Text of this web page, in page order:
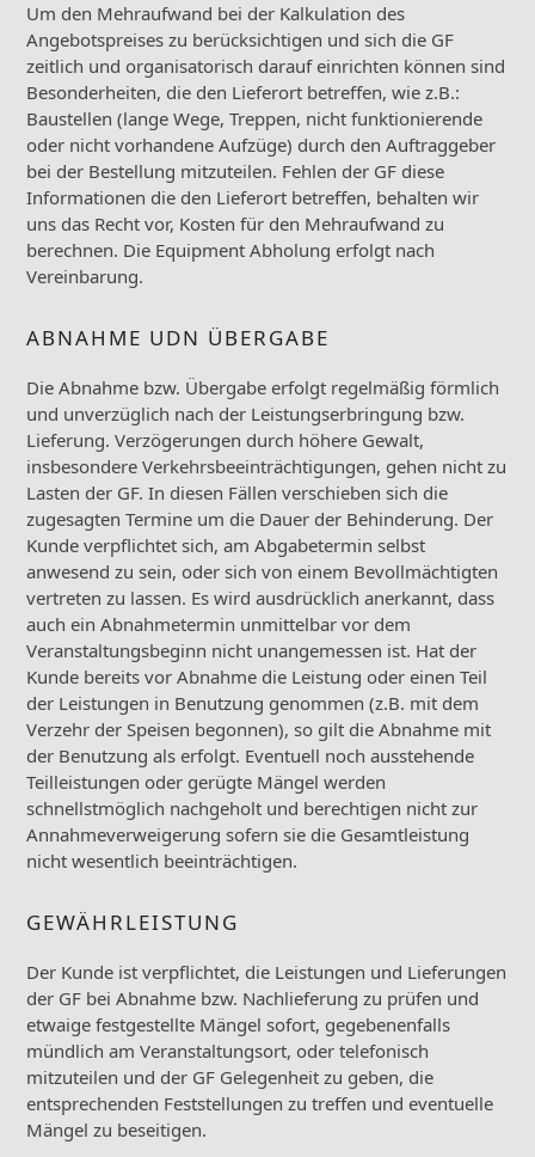
Um den Mehraufwand bei der Kalkulation des
Angebotspreises zu berücksichtigen und sich die GF
zeitlich und organisatorisch darauf einrichten können sind
Besonderheiten, die den Lieferort betreffen, wie z.B.:
Baustellen (lange Wege, Treppen, nicht funktionierende
oder nicht vorhandene Aufzüge) durch den Auftraggeber
bei der Bestellung mitzuteilen. Fehlen der GF diese
Informationen die den Lieferort betreffen, behalten wir
uns das Recht vor, Kosten für den Mehraufwand zu
berechnen. Die Equipment Abholung erfolgt nach
Vereinbarung.
ABNAHME UDN ÜBERGABE
Die Abnahme bzw. Übergabe erfolgt regelmäßig förmlich
und unverzüglich nach der Leistungserbringung bzw.
Lieferung. Verzögerungen durch höhere Gewalt,
insbesondere Verkehrsbeeinträchtigungen, gehen nicht zu
Lasten der GF. In diesen Fällen verschieben sich die
zugesagten Termine um die Dauer der Behinderung. Der
Kunde verpflichtet sich, am Abgabetermin selbst
anwesend zu sein, oder sich von einem Bevollmächtigten
vertreten zu lassen. Es wird ausdrücklich anerkannt, dass
auch ein Abnahmetermin unmittelbar vor dem
Veranstaltungsbeginn nicht unangemessen ist. Hat der
Kunde bereits vor Abnahme die Leistung oder einen Teil
der Leistungen in Benutzung genommen (z.B. mit dem
Verzehr der Speisen begonnen), so gilt die Abnahme mit
der Benutzung als erfolgt. Eventuell noch ausstehende
Teilleistungen oder gerügte Mängel werden
schnellstmöglich nachgeholt und berechtigen nicht zur
Annahmeverweigerung sofern sie die Gesamtleistung
nicht wesentlich beeinträchtigen.
GEWÄHRLEISTUNG
Der Kunde ist verpflichtet, die Leistungen und Lieferungen
der GF bei Abnahme bzw. Nachlieferung zu prüfen und
etwaige festgestellte Mängel sofort, gegebenenfalls
mündlich am Veranstaltungsort, oder telefonisch
mitzuteilen und der GF Gelegenheit zu geben, die
entsprechenden Feststellungen zu treffen und eventuelle
Mängel zu beseitigen.